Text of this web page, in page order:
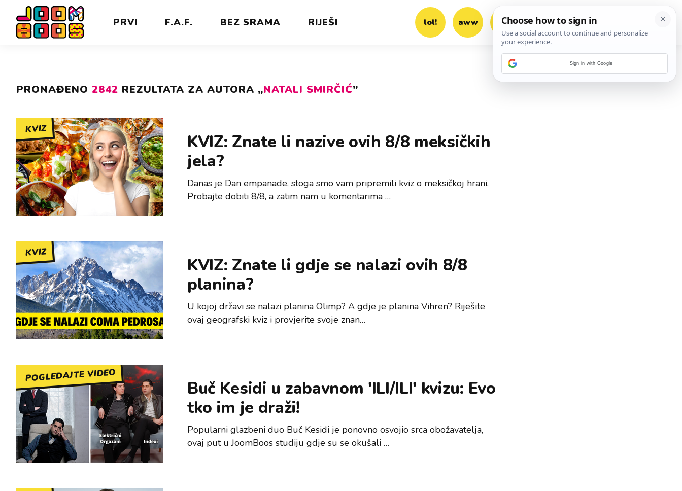
PRVI F.A.F. BEZ SRAMA RIJEŠI lol! aww vrh! woot?!
PRONAĐENO 2842 REZULTATA ZA AUTORA „NATALI SMIRČIĆ”
KVIZ
KVIZ: Znate li nazive ovih 8/8 meksičkih
jela?
Danas je Dan empanade, stoga smo vam pripremili kviz o meksičkoj hrani.
Probajte dobiti 8/8, a zatim nam u komentarima …
KVIZ
KVIZ: Znate li gdje se nalazi ovih 8/8
planina?
U kojoj državi se nalazi planina Olimp? A gdje je planina Vihren? Riješite
ovaj geografski kviz i provjerite svoje znan…
POGLEDAJTE VIDEO
Buč Kesidi u zabavnom 'ILI/ILI' kvizu: Evo
tko im je draži!
Popularni glazbeni duo Buč Kesidi je ponovno osvojio srca obožavatelja,
ovaj put u JoomBoos studiju gdje su se okušali …
Sign in with Google